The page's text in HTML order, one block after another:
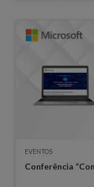
EVENTOS
Conferência